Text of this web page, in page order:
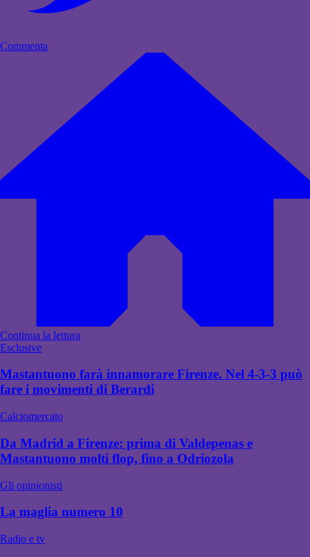
Commenta
Continua la lettura
Esclusive
Mastantuono farà innamorare Firenze. Nel 4-3-3 può
fare i movimenti di Berardi
Calciomercato
Da Madrid a Firenze: prima di Valdepenas e
Mastantuono molti flop, fino a Odriozola
Gli opinionisti
La maglia numero 10
Radio e tv